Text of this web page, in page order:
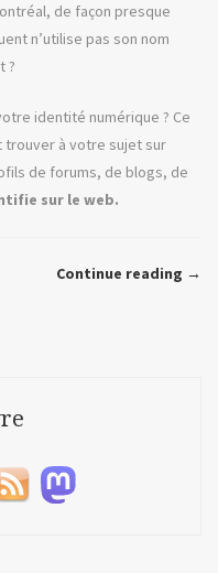
de façon presque
n’utilise pas son nom
?
identité numérique ? Ce
trouver à votre sujet sur
de forums, de blogs, de
sur le web.
Continue reading «
→